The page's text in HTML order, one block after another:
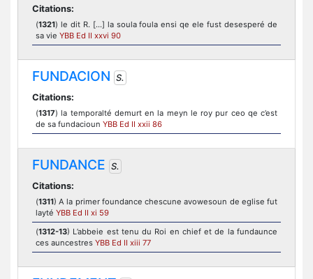
Citations:
(1321) le dit R. [...] la soula foula ensi qe ele fust desesperé de
sa vie YBB Ed II xxvi 90
FUNDACION S.
Citations:
(1317) la temporalté demurt en la meyn le roy pur ceo qe c’est
de sa fundacioun YBB Ed II xxii 86
FUNDANCE S.
Citations:
(1311) A la primer foundance chescune avowesoun de eglise fut
layté YBB Ed II xi 59
(1312-13) L’abbeie est tenu du Roi en chief et de la fundaunce
ces auncestres YBB Ed II xiii 77